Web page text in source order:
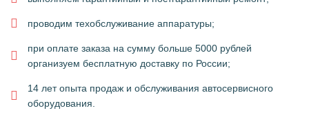
проводим техобслуживание аппаратуры;
при оплате заказа на сумму больше 5000 рублей
организуем бесплатную доставку по России;
14 лет опыта продаж и обслуживания автосервисного
оборудования.